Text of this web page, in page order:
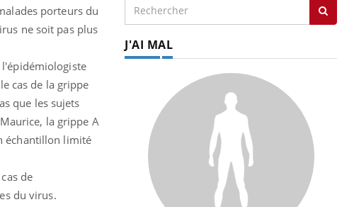
porteurs du
ne soit pas plus
l'épidémiologiste
cas de la grippe
que les sujets
la grippe A
échantillon limité
de
du virus.
J'AI MAL